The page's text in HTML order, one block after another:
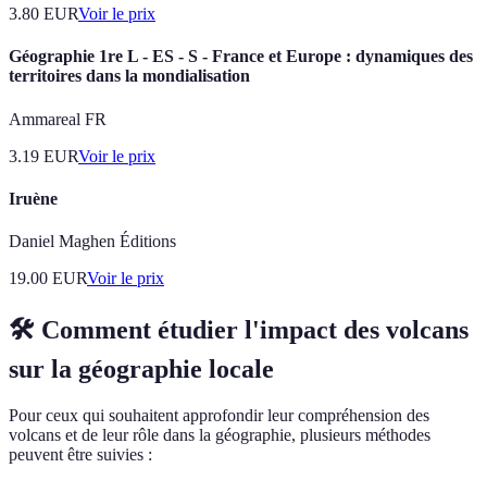
3.80 EURVoir le prix
Géographie 1re L - ES - S - France et Europe : dynamiques des
territoires dans la mondialisation
Ammareal FR
3.19 EURVoir le prix
Iruène
Daniel Maghen Éditions
19.00 EURVoir le prix
🛠️ Comment étudier l'impact des volcans
sur la géographie locale
Pour ceux qui souhaitent approfondir leur compréhension des
volcans et de leur rôle dans la géographie, plusieurs méthodes
peuvent être suivies :